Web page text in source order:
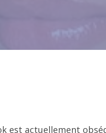
est actuellement